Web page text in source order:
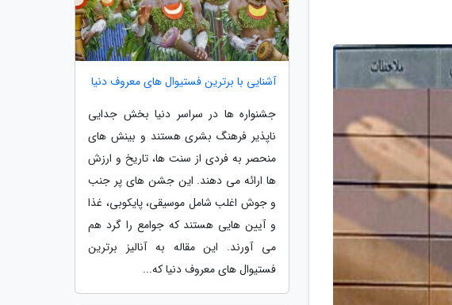
آشنایی با برترین فستیوال های معروف دنیا
جشنواره ها در سراسر دنیا بخش جدایی
ناپذیر فرهنگ بشری هستند و بینش های
منحصر به فردی از سنت ها، تاریخ و ارزش
ها ارائه می دهند. این جشن های پر جنب
و جوش اغلب شامل موسیقی، پایکوبی، غذا
و آیین هایی هستند که جوامع را گرد هم
می آورند. این مقاله به آنالیز برترین
فستیوال های معروف دنیا که...